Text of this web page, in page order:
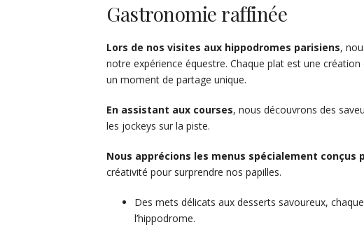
Gastronomie raffinée
Lors de nos visites aux hippodromes parisiens,
notre expérience équestre. Chaque plat est une
un moment de partage unique.
En assistant aux courses, nous découvrons des
les jockeys sur la piste.
Nous apprécions les menus spécialement conçus
créativité pour surprendre nos papilles.
Des mets délicats aux desserts savoureux,
l’hippodrome.